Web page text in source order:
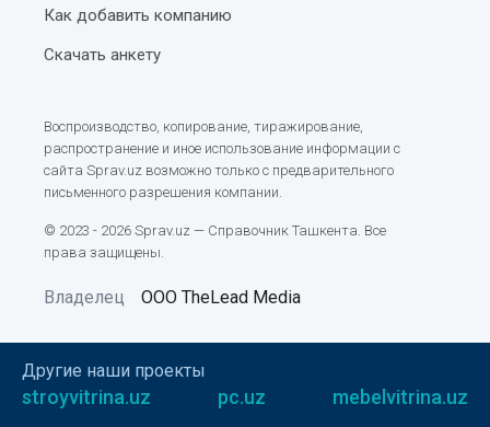
Как добавить компанию
Скачать анкету
Воспроизводство, копирование, тиражирование,
распространение и иное использование информации с
сайта Sprav.uz возможно только с предварительного
письменного разрешения компании.
© 2023 - 2026 Sprav.uz — Справочник Ташкента. Все
права защищены.
Владелец ООО TheLead Media
Другие наши проекты
stroyvitrina.uz pc.uz mebelvitrina.uz